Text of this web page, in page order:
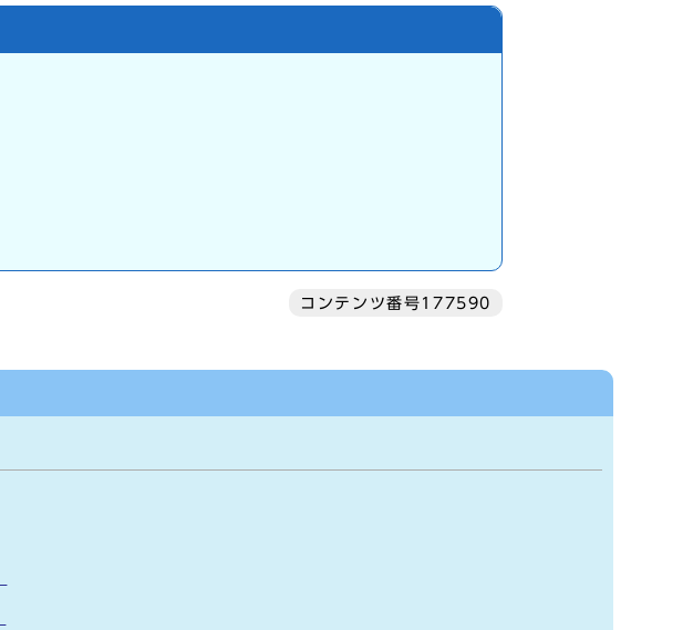
コンテンツ番号177590